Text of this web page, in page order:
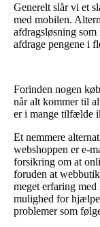
Generelt slår vi et
med mobilen.
afdragsløsning
afdrage pengene i
Forinden nogen
når alt kommer til
er i mange tilfælde
Et nemmere
webshoppen er e-
forsikring om at
foruden at
meget erfaring
mulighed for
problemer som